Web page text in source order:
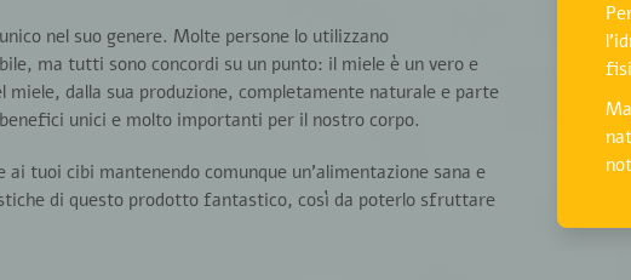
nel suo genere. Molte persone lo utilizzano
ma tutti sono concordi su un punto: il miele è un vero e
dalla sua produzione, completamente naturale e parte
unici e molto importanti per il nostro corpo.
tuoi cibi mantenendo comunque un’alimentazione sana e
di questo prodotto fantastico, così da poterlo sfruttare